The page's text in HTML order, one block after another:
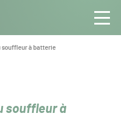
souffleur à batterie
souffleur à